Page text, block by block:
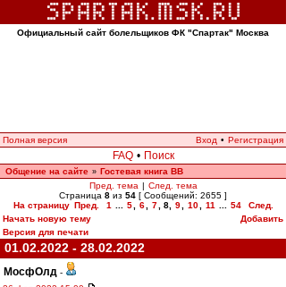
Официальный сайт болельщиков ФК "Спартак" Москва
Полная версия Вход • Регистрация
FAQ • Поиск
Общение на сайте » Гостевая книга ВВ
Пред. тема | След. тема
Страница 8 из 54 [ Сообщений: 2655 ]
На страницу Пред. 1 5 6 7 8, 9 10 11 54
След.
Начать новую тему
Добавить
Версия для печати
01.02.2022 - 28.02.2022
МосфОлд -